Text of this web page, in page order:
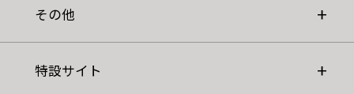
その他
特設サイト